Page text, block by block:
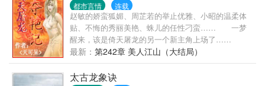
都市言情 连载
赵敏的娇蛮狐媚、周芷若的举止优雅、小昭的温柔体
贴、不悔的秀丽美艳、蛛儿的任性刁蛮…… 一梦
醒来，该是倚天屠龙的另一个新主角上场了……
最新： 第242章 美人江山（大结局）
太古龙象诀